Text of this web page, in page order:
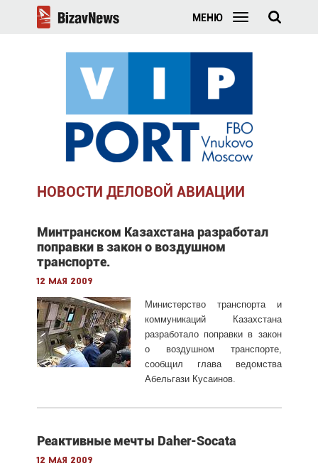
МЕНЮ
НОВОСТИ ДЕЛОВОЙ АВИАЦИИ
Минтранском Казахстана разработал
поправки в закон о воздушном
транспорте.
12 мая 2009
Министерство транспорта и
коммуникаций Казахстана
разработало поправки в закон
о воздушном транспорте,
сообщил глава ведомства
Абельгази Кусаинов.
Реактивные мечты Daher-Socata
12 мая 2009